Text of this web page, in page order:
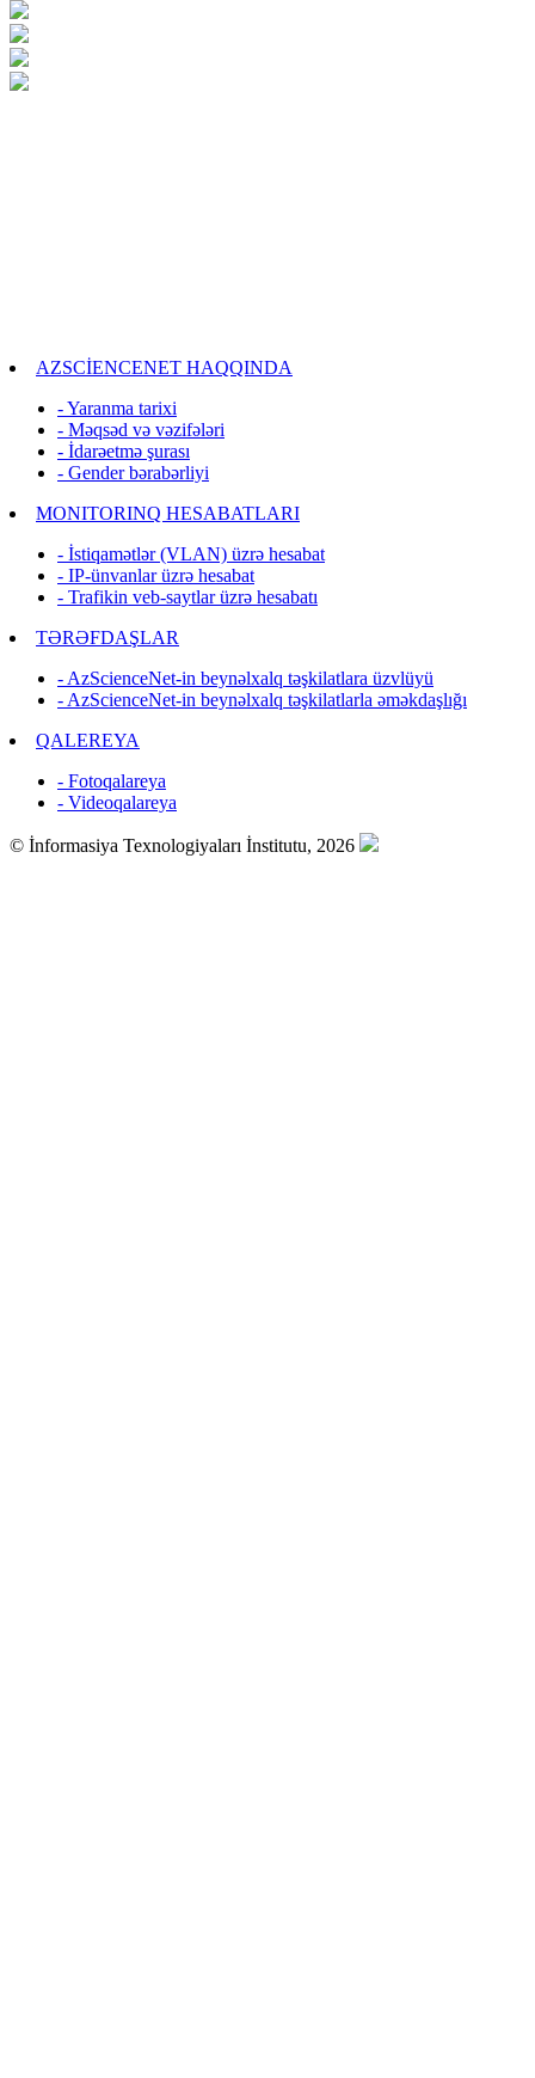
AZSCİENCENET HAQQINDA
- Yaranma tarixi
- Məqsəd və vəzifələri
- İdarəetmə şurası
- Gender bərabərliyi
MONITORINQ HESABATLARI
- İstiqamətlər (VLAN) üzrə hesabat
- IP-ünvanlar üzrə hesabat
- Trafikin veb-saytlar üzrə hesabatı
TƏRƏFDAŞLAR
- AzScienceNet-in beynəlxalq təşkilatlara üzvlüyü
- AzScienceNet-in beynəlxalq təşkilatlarla əməkdaşlığı
QALEREYA
- Fotoqalareya
- Videoqalareya
© İnformasiya Texnologiyaları İnstitutu, 2026